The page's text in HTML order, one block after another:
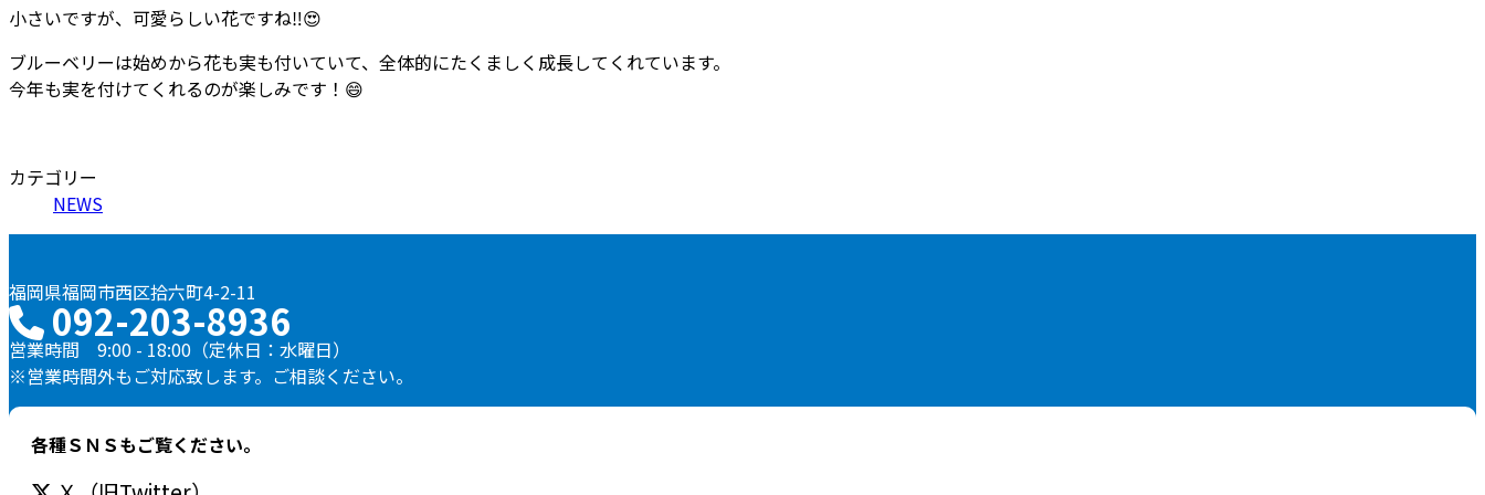
小さいですが、可愛らしい花ですね‼😍
ブルーベリーは始めから花も実も付いていて、全体的にたくましく成長してくれています。
今年も実を付けてくれるのが楽しみです！ 😄
カテゴリー
NEWS
福岡県福岡市西区拾六町4-2-11
092-203-8936
営業時間 9:00 - 18:00（定休日：水曜日）
※営業時間外もご対応致します。ご相談ください。
各種ＳＮＳもご覧ください。